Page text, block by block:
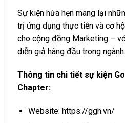
Sự kiện hứa hẹn mang lại
trị ứng dụng thực tiễn và cơ
cho cộng đồng Marketing –
diễn giả hàng đầu trong ngành.
Thông tin chi tiết sự kiện
Chapter:
Website: https://ggh.vn/